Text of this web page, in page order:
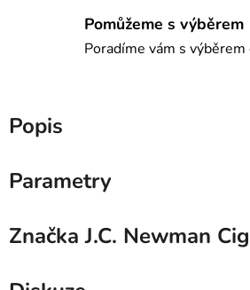
Pomůžeme s výběrem
Poradíme vám s
Popis
Parametry
Značka J.C. Newman